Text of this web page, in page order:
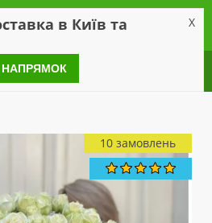
10 замовлень
в Київ та X
НАПРЯМОК